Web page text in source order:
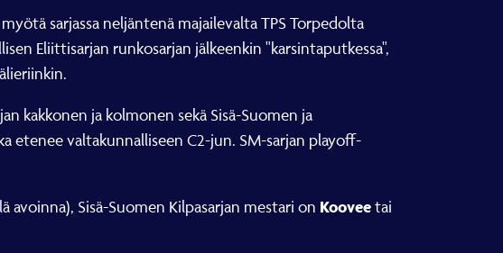
sarjassa neljäntenä majailevalta TPS Torpedolta
Eliittisarjan runkosarjan jälkeenkin "karsintaputkessa",
kakkonen ja kolmonen sekä Sisä-Suomen ja
etenee valtakunnalliseen C2-jun. SM-sarjan playoff-
avoinna), Sisä-Suomen Kilpasarjan mestari on Kooveetai